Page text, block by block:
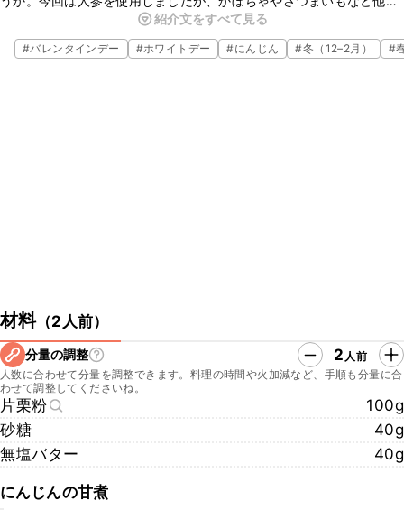
野菜でも代用できますよ。小麦粉を使用していないので簡単にできま
すよ。是非お試し下さい。
紹介文をすべて見る
#バレンタインデー #ホワイトデー #にんじん #冬（12–2月） #
材料（2人前）
分量の調整 2 人前
人数に合わせて分量を調整できます。料理の時間や火加減など、手順も分量に合
わせて調整してくださいね。
片栗粉
100g
砂糖
40g
無塩バター
40g
にんじんの甘煮